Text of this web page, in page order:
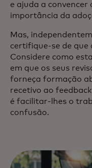
e ajuda a convencer
importância da
Mas,
certifique-se de que
Considere como
em que os seus
forneça formação
recetivo ao
é facilitar-lhes o
confusão.